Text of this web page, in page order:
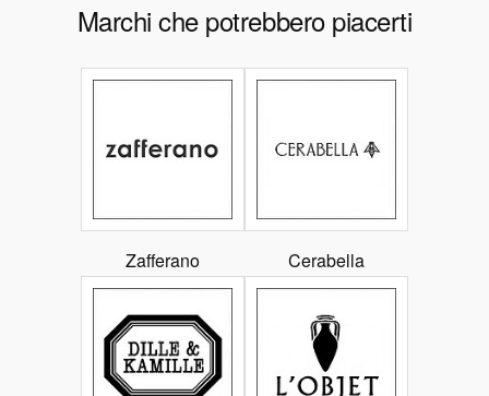
Marchi che potrebbero piacerti
Zafferano Cerabella